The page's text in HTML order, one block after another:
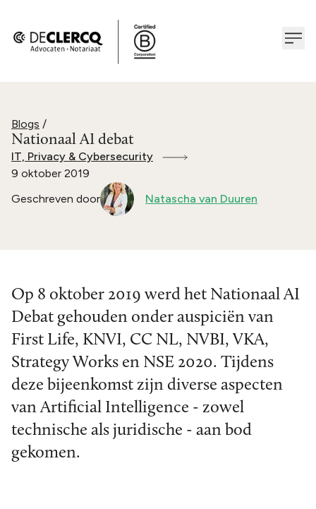
Blogs /
Nationaal AI debat
IT, Privacy & Cybersecurity
9 oktober 2019
Geschreven door
Natascha van Duuren
Op 8 oktober 2019 werd het Nationaal AI
Debat gehouden onder auspiciën van
First Life, KNVI, CC NL, NVBI, VKA,
Strategy Works en NSE 2020. Tijdens
deze bijeenkomst zijn diverse aspecten
van Artificial Intelligence - zowel
technische als juridische - aan bod
gekomen.